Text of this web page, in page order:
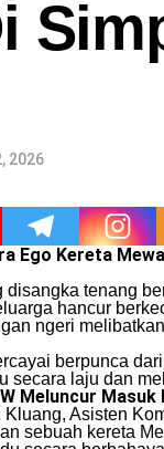
2026
Ego Kereta
tenang
hancur
ngeri
berpunca
secara laju dan
Meluncur
Asisten
sebuah kereta